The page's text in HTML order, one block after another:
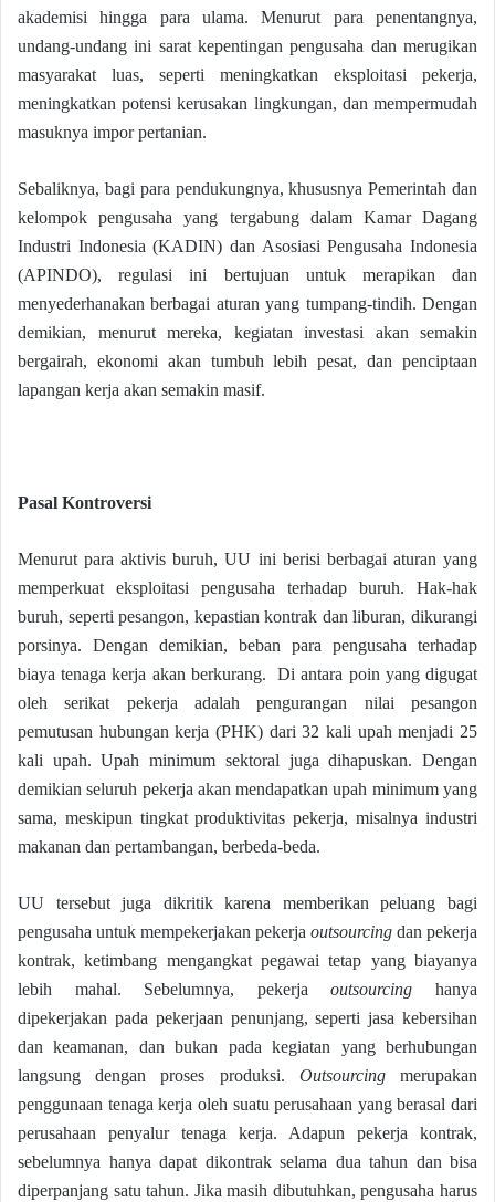
akademisi hingga para ulama. Menurut para penentangnya,
undang-undang ini sarat kepentingan pengusaha dan merugikan
masyarakat luas, seperti meningkatkan eksploitasi pekerja,
meningkatkan potensi kerusakan lingkungan, dan mempermudah
masuknya impor pertanian.
Sebaliknya, bagi para pendukungnya, khususnya Pemerintah dan
kelompok pengusaha yang tergabung dalam Kamar Dagang
Industri Indonesia (KADIN) dan Asosiasi Pengusaha Indonesia
(APINDO), regulasi ini bertujuan untuk merapikan dan
menyederhanakan berbagai aturan yang tumpang-tindih. Dengan
demikian, menurut mereka, kegiatan investasi akan semakin
bergairah, ekonomi akan tumbuh lebih pesat, dan penciptaan
lapangan kerja akan semakin masif.
Pasal Kontroversi
Menurut para aktivis buruh, UU ini berisi berbagai aturan yang
memperkuat eksploitasi pengusaha terhadap buruh. Hak-hak
buruh, seperti pesangon, kepastian kontrak dan liburan, dikurangi
porsinya. Dengan demikian, beban para pengusaha terhadap
biaya tenaga kerja akan berkurang. Di antara poin yang digugat
oleh serikat pekerja adalah pengurangan nilai pesangon
pemutusan hubungan kerja (PHK) dari 32 kali upah menjadi 25
kali upah. Upah minimum sektoral juga dihapuskan. Dengan
demikian seluruh pekerja akan mendapatkan upah minimum yang
sama, meskipun tingkat produktivitas pekerja, misalnya industri
makanan dan pertambangan, berbeda-beda.
UU tersebut juga dikritik karena memberikan peluang bagi
pengusaha untuk mempekerjakan pekerja outsourcing dan pekerja
kontrak, ketimbang mengangkat pegawai tetap yang biayanya
lebih mahal. Sebelumnya, pekerjaoutsourcing hanya
dipekerjakan pada pekerjaan penunjang, seperti jasa kebersihan
dan keamanan, dan bukan pada kegiatan yang berhubungan
langsung dengan proses produksi. Outsourcingmerupakan
penggunaan tenaga kerja oleh suatu perusahaan yang berasal dari
perusahaan penyalur tenaga kerja. Adapun pekerja kontrak,
sebelumnya hanya dapat dikontrak selama dua tahun dan bisa
diperpanjang satu tahun. Jika masih dibutuhkan, pengusaha harus